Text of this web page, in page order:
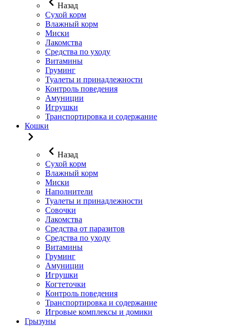
Назад
Сухой корм
Влажный корм
Миски
Лакомства
Средства по уходу
Витамины
Груминг
Туалеты и принадлежности
Контроль поведения
Амуниции
Игрушки
Транспортировка и содержание
Кошки
Назад
Сухой корм
Влажный корм
Миски
Наполнители
Туалеты и принадлежности
Совочки
Лакомства
Средства от паразитов
Средства по уходу
Витамины
Груминг
Амуниции
Игрушки
Когтеточки
Контроль поведения
Транспортировка и содержание
Игровые комплексы и домики
Грызуны